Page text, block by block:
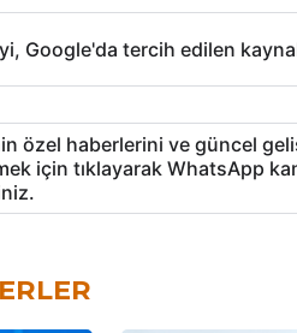
Google'da tercih edilen
özel haberlerini ve güncel
için tıklayarak WhatsApp